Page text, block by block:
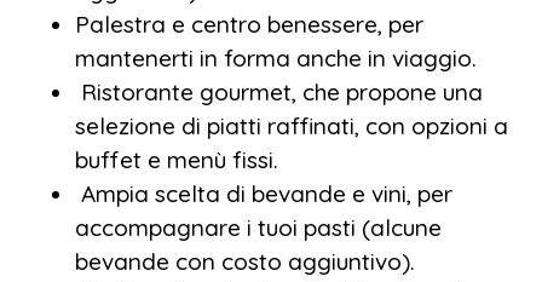
Palestra e centro benessere, per
mantenerti in forma anche in viaggio.
Ristorante gourmet, che propone una
selezione di piatti raffinati, con opzioni a
buffet e menù fissi.
Ampia scelta di bevande e vini, per
accompagnare i tuoi pasti (alcune
bevande con costo aggiuntivo).